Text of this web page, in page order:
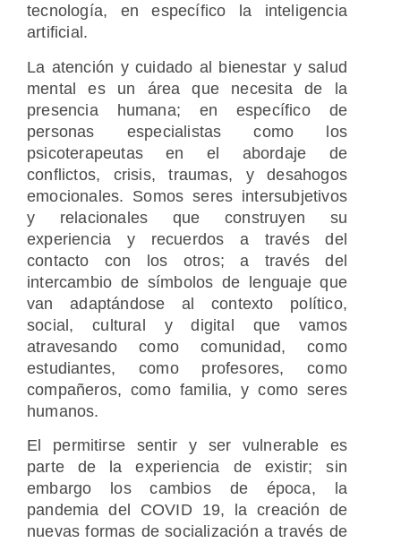
tecnología, en específico la inteligencia
artificial.
La atención y cuidado al bienestar y salud
mental es un área que necesita de la
presencia humana; en específico de
personas especialistas como los
psicoterapeutas en el abordaje de
conflictos, crisis, traumas, y desahogos
emocionales. Somos seres intersubjetivos
y relacionales que construyen su
experiencia y recuerdos a través del
contacto con los otros; a través del
intercambio de símbolos de lenguaje que
van adaptándose al contexto político,
social, cultural y digital que vamos
atravesando como comunidad, como
estudiantes, como profesores, como
compañeros, como familia, y como seres
humanos.
El permitirse sentir y ser vulnerable es
parte de la experiencia de existir; sin
embargo los cambios de época, la
pandemia del COVID 19, la creación de
nuevas formas de socialización a través de